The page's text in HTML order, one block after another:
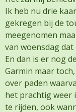
Ik heb nu drie
gekregen bij de
meegenomen
van woensdag
En dan is er nog
Garmin maar
over paden
het prachtig weer
te rijden, ook